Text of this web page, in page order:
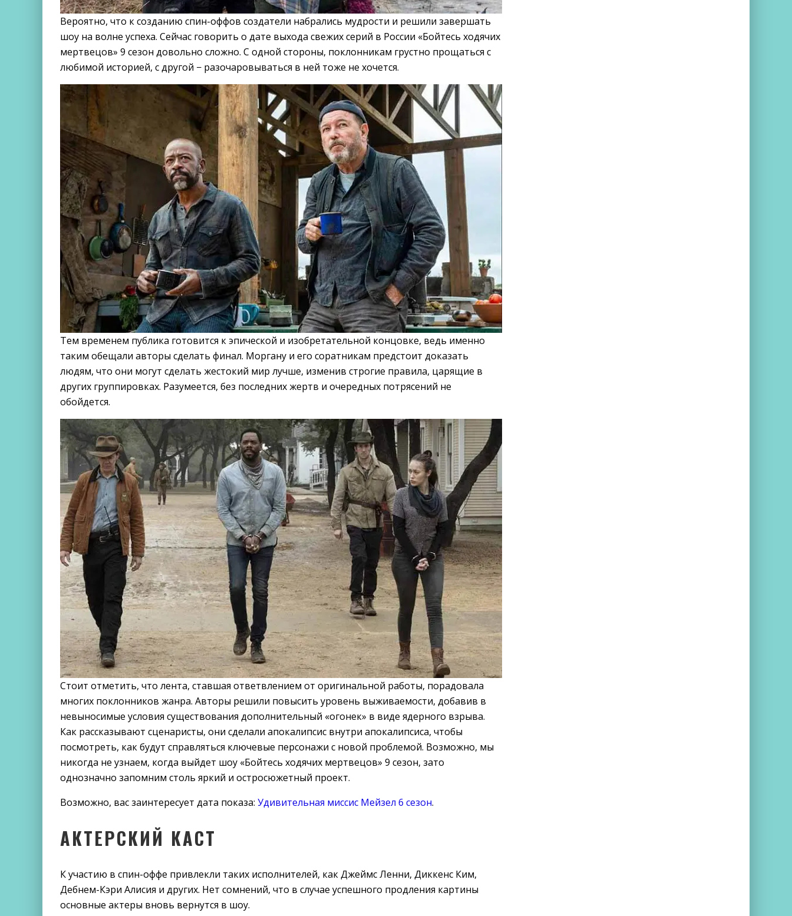
Вероятно, что к созданию спин-оффов создатели набрались мудрости и решили завершать
шоу на волне успеха. Сейчас говорить о дате выхода свежих серий в России «Бойтесь ходячих
мертвецов» 9 сезон довольно сложно. С одной стороны, поклонникам грустно прощаться с
любимой историей, с другой − разочаровываться в ней тоже не хочется.
Тем временем публика готовится к эпической и изобретательной концовке, ведь именно
таким обещали авторы сделать финал. Моргану и его соратникам предстоит доказать
людям, что они могут сделать жестокий мир лучше, изменив строгие правила, царящие в
других группировках. Разумеется, без последних жертв и очередных потрясений не
обойдется.
Стоит отметить, что лента, ставшая ответвлением от оригинальной работы, порадовала
многих поклонников жанра. Авторы решили повысить уровень выживаемости, добавив в
невыносимые условия существования дополнительный «огонек» в виде ядерного взрыва.
Как рассказывают сценаристы, они сделали апокалипсис внутри апокалипсиса, чтобы
посмотреть, как будут справляться ключевые персонажи с новой проблемой. Возможно, мы
никогда не узнаем, когда выйдет шоу «Бойтесь ходячих мертвецов» 9 сезон, зато
однозначно запомним столь яркий и остросюжетный проект.
Возможно, вас заинтересует дата показа: Удивительная миссис Мейзел 6 сезон.
АКТЕРСКИЙ КАСТ
К участию в спин-оффе привлекли таких исполнителей, как Джеймс Ленни, Диккенс Ким,
Дебнем-Кэри Алисия и других. Нет сомнений, что в случае успешного продления картины
основные актеры вновь вернутся в шоу.